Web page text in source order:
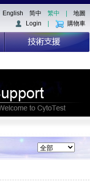
English 简中 繁中
地圖
Login
購物車